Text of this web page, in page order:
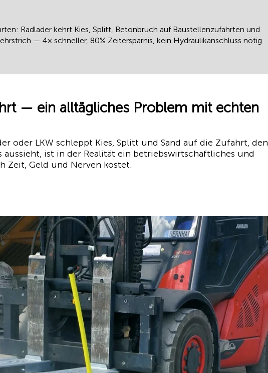
Radlader kehrt Kies, Splitt, Betonbruch auf Baustellenzufahrten und
— 4× schneller, 80% Zeitersparnis, kein Hydraulikanschluss nötig.
— ein alltägliches Problem mit echten
oder LKW schleppt Kies, Splitt und Sand auf die Zufahrt, den
aussieht, ist in der Realität ein betriebswirtschaftliches und
Zeit, Geld und Nerven kostet.